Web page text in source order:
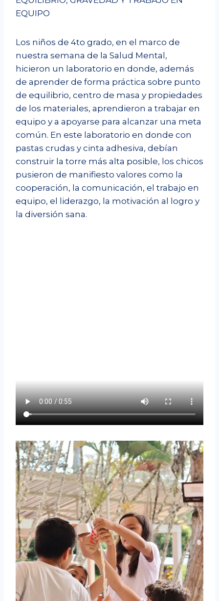
EQUIPO
Los niños de 4to grado, en el marco de
nuestra semana de la Salud Mental,
hicieron un laboratorio en donde, además
de aprender de forma práctica sobre punto
de equilibrio, centro de masa y propiedades
de los materiales, aprendieron a trabajar en
equipo y a apoyarse para alcanzar una meta
común. En este laboratorio en donde con
pastas crudas y cinta adhesiva, debían
construir la torre más alta posible, los chicos
pusieron de manifiesto valores como la
cooperación, la comunicación, el trabajo en
equipo, el liderazgo, la motivación al logro y
la diversión sana.